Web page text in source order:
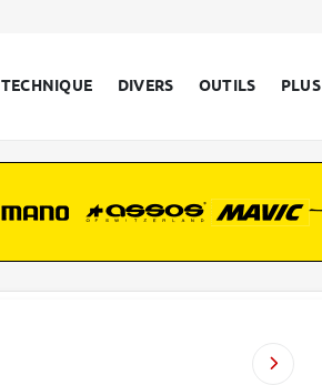
TECHNIQUE DIVERS OUTILS PLUS